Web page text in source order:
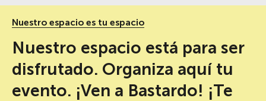
Nuestro espacio es tu espacio
Nuestro espacio está para ser
disfrutado. Organiza aquí tu
evento. ¡Ven a Bastardo! ¡Te